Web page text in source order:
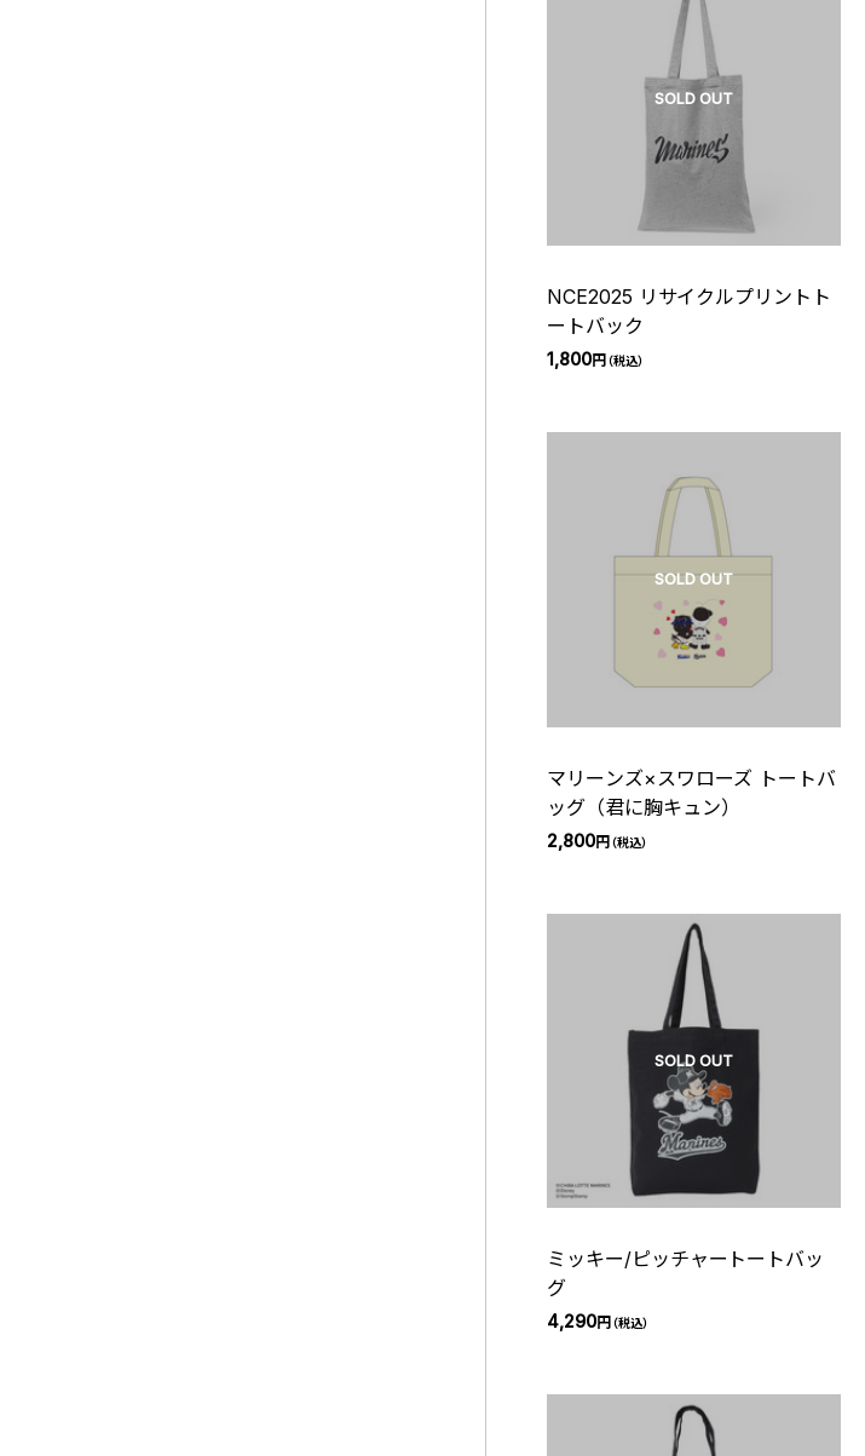
SOLD OUT
NCE2025 リサイクルプリントト
ートバック
1,800円（税込）
SOLD OUT
マリーンズ×スワローズ トートバ
ッグ（君に胸キュン）
2,800円（税込）
SOLD OUT
ミッキー/ピッチャートートバッ
グ
4,290円（税込）